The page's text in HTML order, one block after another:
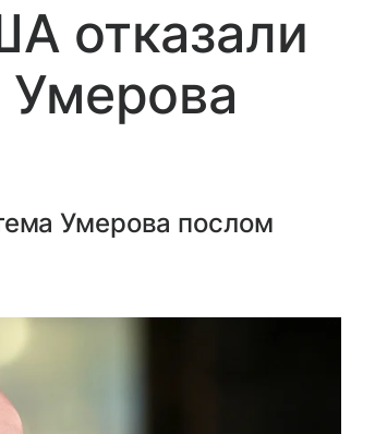
отказали
Умерова
Умерова послом